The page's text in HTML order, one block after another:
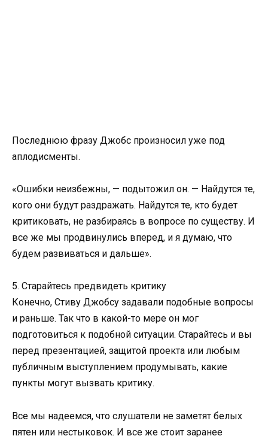
Последнюю фразу Джобс произносил уже под
аплодисменты.
«Ошибки неизбежны, — подытожил он. — Найдутся те,
кого они будут раздражать. Найдутся те, кто будет
критиковать, не разбираясь в вопросе по существу. И
все же мы продвинулись вперед, и я думаю, что
будем развиваться и дальше».
5. Старайтесь предвидеть критику
Конечно, Стиву Джобсу задавали подобные вопросы
и раньше. Так что в какой-то мере он мог
подготовиться к подобной ситуации. Старайтесь и вы
перед презентацией, защитой проекта или любым
публичным выступлением продумывать, какие
пункты могут вызвать критику.
Все мы надеемся, что слушатели не заметят белых
пятен или нестыковок. И все же стоит заранее